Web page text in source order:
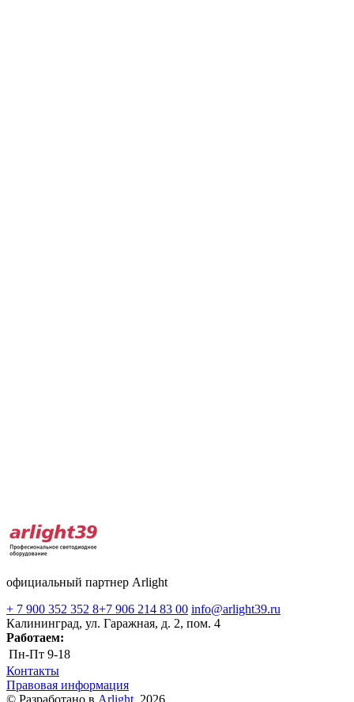
официальный партнер Arlight
+ 7 900 352 352 8+7 906 214 83 00 info@arlight39.ru
Калининград, ул. Гаражная, д. 2, пом. 4
Работаем:
Пн-Пт 9-18
Контакты
Правовая информация
© Разработано в Arlight , 2026